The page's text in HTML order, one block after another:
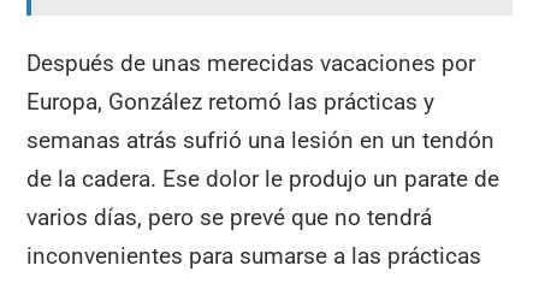
Después de unas merecidas vacaciones por
Europa, González retomó las prácticas y
semanas atrás sufrió una lesión en un tendón
de la cadera. Ese dolor le produjo un parate de
varios días, pero se prevé que no tendrá
inconvenientes para sumarse a las prácticas